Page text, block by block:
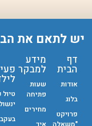
יש לתאם את
דף
הבית
אודות
בלוג
פרויקט
מידע
למבקר
שעות
פתיחה
מחירים
טיול
ינשול